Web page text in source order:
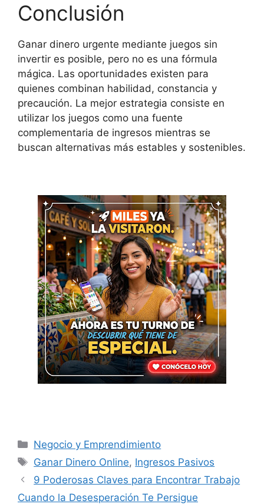
Conclusión
Ganar dinero urgente mediante juegos sin
invertir es posible, pero no es una fórmula
mágica. Las oportunidades existen para
quienes combinan habilidad, constancia y
precaución. La mejor estrategia consiste en
utilizar los juegos como una fuente
complementaria de ingresos mientras se
buscan alternativas más estables y sostenibles.
Categorías
Negocio y Emprendimiento
Etiquetas
Ganar Dinero Online, Ingresos Pasivos
9 Poderosas Claves para Encontrar Trabajo
Cuando la Desesperación Te Persigue